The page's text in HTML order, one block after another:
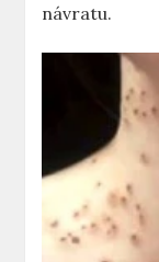
návratu.